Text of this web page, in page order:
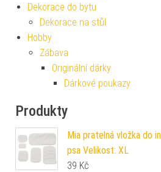
Dekorace do bytu
Dekorace na stůl
Hobby
Zábava
Originální dárky
Dárkové poukazy
Produkty
Mia pratelná vložka do
psa Velikost: XL
39 Kč